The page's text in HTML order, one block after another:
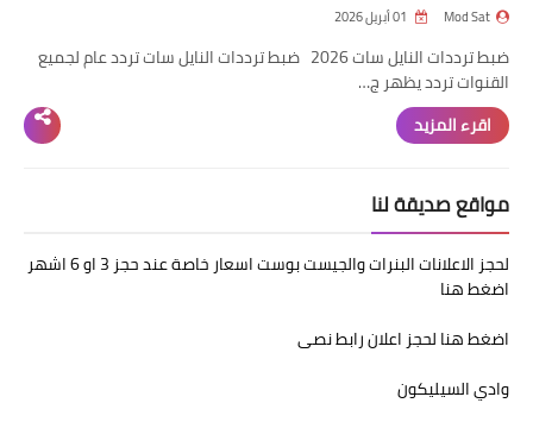
Mod Sat
ضبط ترددات النايل سات 2026 ضبط ترددات النايل سات تردد عام لجميع
القنوات تردد يظهر ج…
اقرء المزيد
مواقع صديقة لنا
لحجز الاعلانات البنرات والجيست بوست اسعار خاصة عند حجز 3 او 6 اشهر
اضغط هنا
اضغط هنا لحجز اعلان رابط نصى
وادي السيليكون